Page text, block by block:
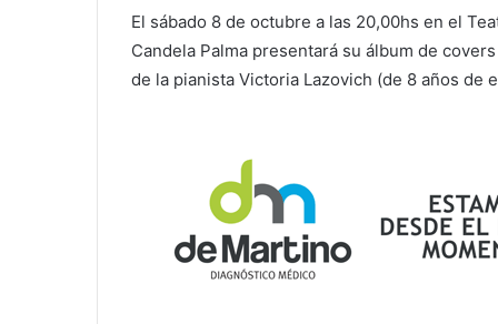
El sábado 8 de octubre a las 20,00hs en el
Candela Palma presentará su álbum de
de la pianista Victoria Lazovich (de 8 años de